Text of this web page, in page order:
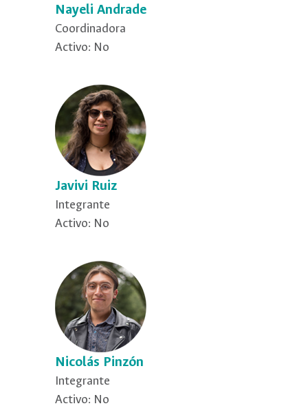
Nayeli Andrade
Coordinadora
Activo: No
Javivi Ruiz
Integrante
Activo: No
Nicolás Pinzón
Integrante
Activo: No